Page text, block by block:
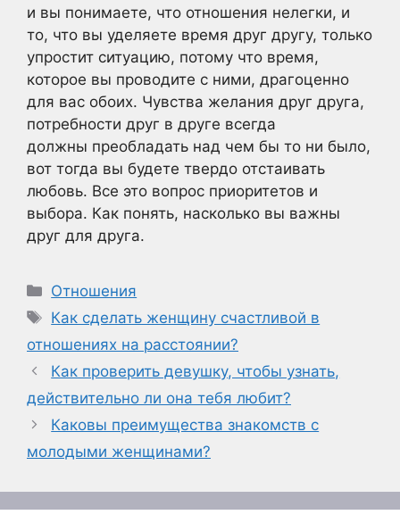
и вы понимаете, что отношения нелегки, и
то, что вы уделяете время друг другу, только
упростит ситуацию, потому что время,
которое вы проводите с ними, драгоценно
для вас обоих. Чувства желания друг друга,
потребности друг в друге всегда
должны преобладать над чем бы то ни было,
вот тогда вы будете твердо отстаивать
любовь. Все это вопрос приоритетов и
выбора. Как понять, насколько вы важны
друг для друга.
Рубрики
Отношения
Метки
Как сделать женщину счастливой в
отношениях на расстоянии?
Как проверить девушку, чтобы узнать,
действительно ли она тебя любит?
Каковы преимущества знакомств с
молодыми женщинами?